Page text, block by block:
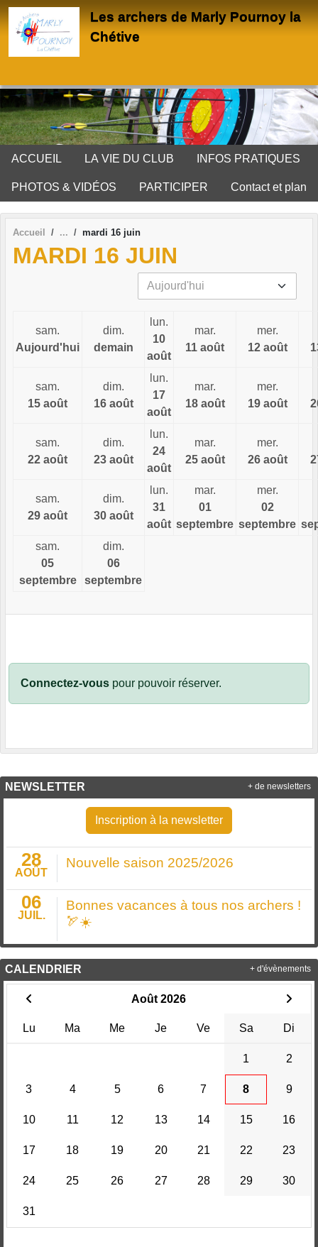
Les archers de Marly Pournoy la
Chétive
ACCUEIL LA VIE DU CLUB INFOS PRATIQUES
PHOTOS & VIDÉOS PARTICIPER Contact et plan
Accueil mardi 16 juin
MARDI 16 JUIN
sam.
Aujourd'hui
dim.
demain
lun.
10
août
mar.
11 août
mer.
12 août
sam.
15 août
dim.
16 août
lun.
17
août
mar.
18 août
mer.
19 août
sam.
22 août
dim.
23 août
lun.
24
août
mar.
25 août
mer.
26 août
sam.
29 août
dim.
30 août
lun.
31
août
mar.
01
septembre
mer.
02
septembre
sam.
05
septembre
dim.
06
septembre
Connectez-vous pour pouvoir réserver.
NEWSLETTER
Inscription à la newsletter
28
AOÛT
Nouvelle saison 2025/2026
06
JUIL.
Bonnes vacances à tous nos archers !
🏹☀️
+ de newsletters
CALENDRIER
Août 2026
Lu Ma Me Je Ve Sa Di
1 2
3 4 5 6 7 8 9
10 11 12 13 14 15 16
17 18 19 20 21 22 23
24 25 26 27 28 29 30
31
+ d'évènements
Panneau de gestion des cookies